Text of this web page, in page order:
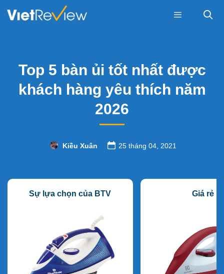
Top 5 bàn ủi tốt nhất được
khách hàng yêu thích năm
2026
Kiều Xuân 25 tháng 04, 2021
Sự lựa chọn của BTV Giá rẻ